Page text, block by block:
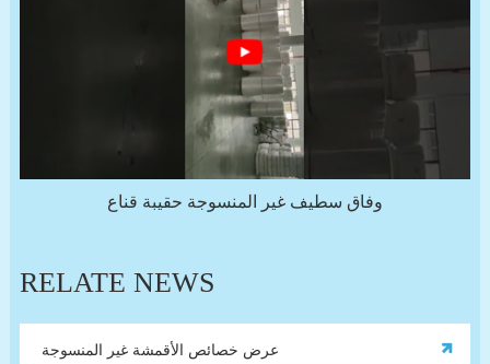
وفاق سطيف غير المنسوجة حقيبة قناع
RELATE NEWS
عرض خصائص الأقمشة غير المنسوجة